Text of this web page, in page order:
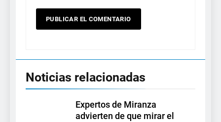
Noticias relacionadas
Expertos de Miranza
advierten de que mirar el